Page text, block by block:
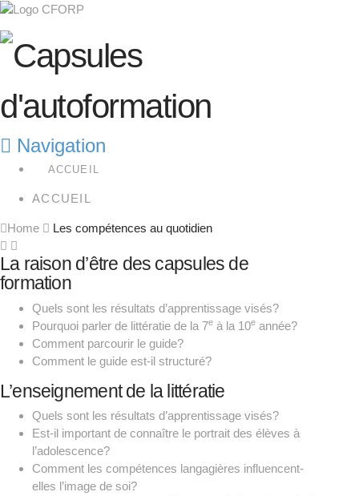
Navigation
ACCUEIL
ACCUEIL
Home Les compétences au quotidien
La raison d’être des capsules de
formation
Quels sont les résultats d’apprentissage visés?
Pourquoi parler de littératie de la 7e à la 10e année?
Comment parcourir le guide?
Comment le guide est-il structuré?
L’enseignement de la littératie
Quels sont les résultats d’apprentissage visés?
Est-il important de connaître le portrait des élèves à
l’adolescence?
Comment les compétences langagières influencent-
elles l’image de soi?